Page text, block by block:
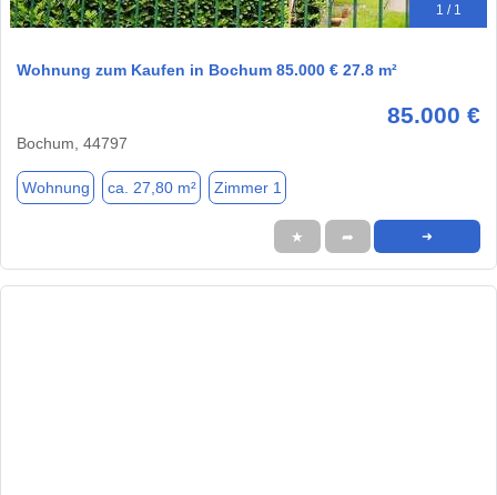
1 / 1
Wohnung zum Kaufen in Bochum 85.000 € 27.8 m²
85.000 €
Bochum, 44797
Wohnung ca. 27,80 m² Zimmer 1
★ ➦ ➜